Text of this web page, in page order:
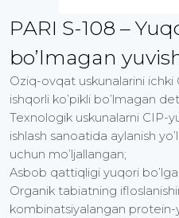
PARI S-108 –
bo’lmagan
Oziq-ovqat uskunalarini
ishqorli ko’pikli bo’lmagan
Texnologik uskunalarni CIP-
ishlash sanoatida aylanish
uchun mo’ljallangan;
Asbob qattiqligi yuqori
Organik tabiatning
kombinatsiyalangan protein-